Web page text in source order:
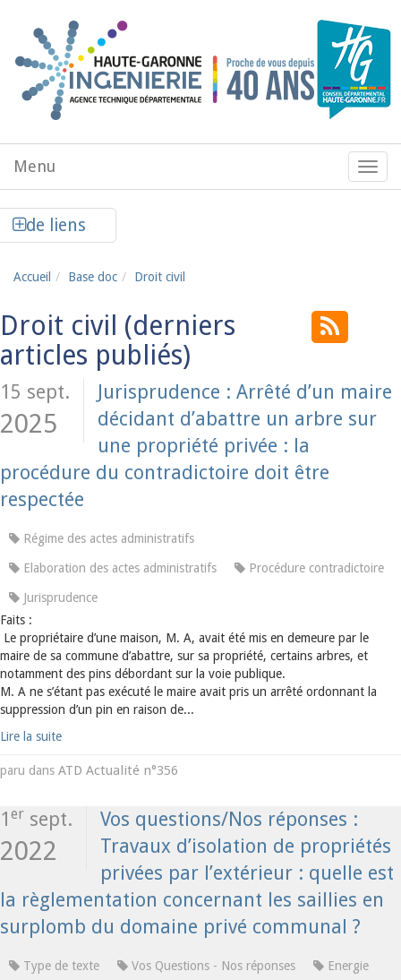
Menu
de
Menu
de liens
Accueil Base doc Droit civil
Droit civil
15 sept.
2025
Jurisprudence : Arrêté d’un maire
décidant d’abattre un arbre sur
une propriété privée : la
procédure du contradictoire doit être
respectée
Régime des actes administratifs
Elaboration des actes administratifs Procédure contradictoire
Jurisprudence
Faits :
Le propriétaire d’une maison, M. A, avait été mis en demeure par le
maire de sa commune d’abattre, sur sa propriété, certains arbres, et
notamment des pins débordant sur la voie publique.
M. A ne s’étant pas exécuté le maire avait pris un arrêté ordonnant la
suppression d’un pin en raison de...
Lire la suite
paru dans ATD Actualité n°356
1 er sept.
2022
Vos questions/Nos réponses :
Travaux d’isolation de propriétés
privées par l’extérieur : quelle est
la règlementation concernant les saillies en
surplomb du domaine privé communal ?
Type de texte Vos Questions - Nos réponses
Energie